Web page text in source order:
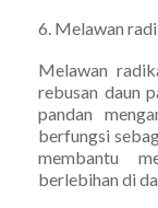
6. Melawan
Melawan
rebusan daun
pandan
berfungsi
membantu
berlebihan di